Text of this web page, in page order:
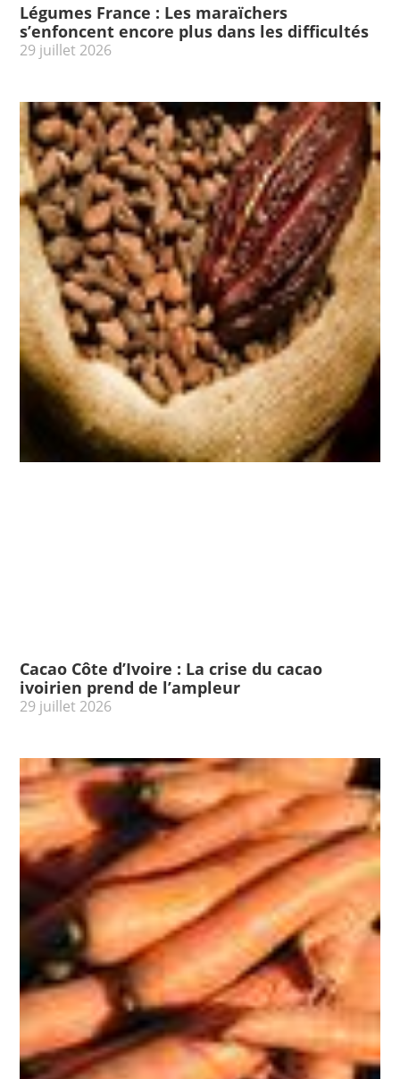
Légumes France : Les maraïchers
s’enfoncent encore plus dans les difficultés
29 juillet 2026
Cacao Côte d’Ivoire : La crise du cacao
ivoirien prend de l’ampleur
29 juillet 2026